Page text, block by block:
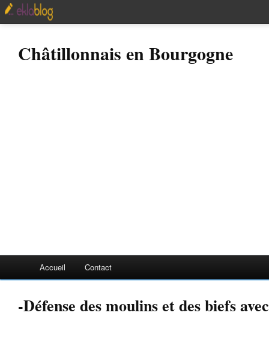
Châtillonnais en Bourgogne
Accueil Contact
-Défense des moulins et des biefs